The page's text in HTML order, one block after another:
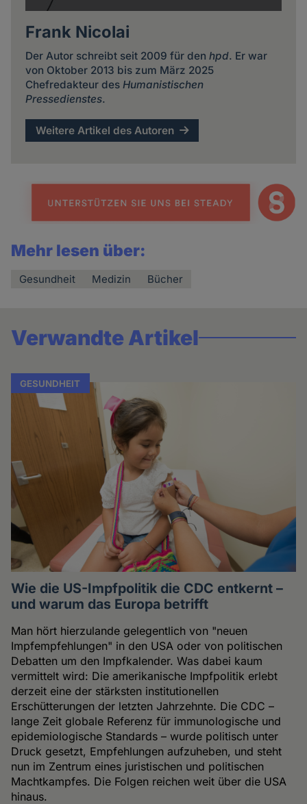
Frank Nicolai
Der Autor schreibt seit 2009 für den hpd. Er war
von Oktober 2013 bis zum März 2025
Chefredakteur des Humanistischen
Pressedienstes.
Weitere Artikel des Autoren
Mehr lesen über:
Gesundheit Medizin Bücher
Verwandte Artikel
GESUNDHEIT
Wie die US-Impfpolitik die CDC entkernt –
und warum das Europa betrifft
Man hört hierzulande gelegentlich von "neuen
Impfempfehlungen" in den USA oder von politischen
Debatten um den Impfkalender. Was dabei kaum
vermittelt wird: Die amerikanische Impfpolitik erlebt
derzeit eine der stärksten institutionellen
Erschütterungen der letzten Jahrzehnte. Die CDC –
lange Zeit globale Referenz für immunologische und
epidemiologische Standards – wurde politisch unter
Druck gesetzt, Empfehlungen aufzuheben, und steht
nun im Zentrum eines juristischen und politischen
Machtkampfes. Die Folgen reichen weit über die USA
hinaus.